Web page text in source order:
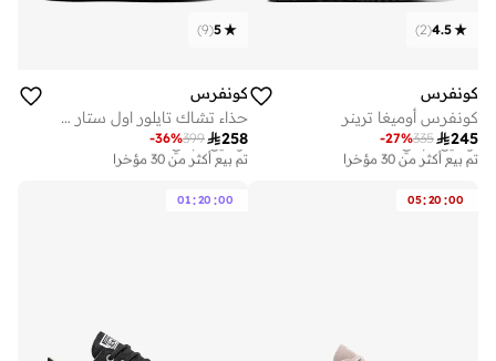
4.5
(
2
)
كونفرس
كونفرس أوميغا ترينر
245
335
-27%
توصيل مجاني
تم بيع أكثر من 30 مؤخرا
5
(
9
)
كونفرس
حذاء تشاك تايلور اول ستار موف
258
399
-36%
توصيل مجاني
تم بيع أكثر من 30 مؤخرا
05:20 :00
01:20 :00